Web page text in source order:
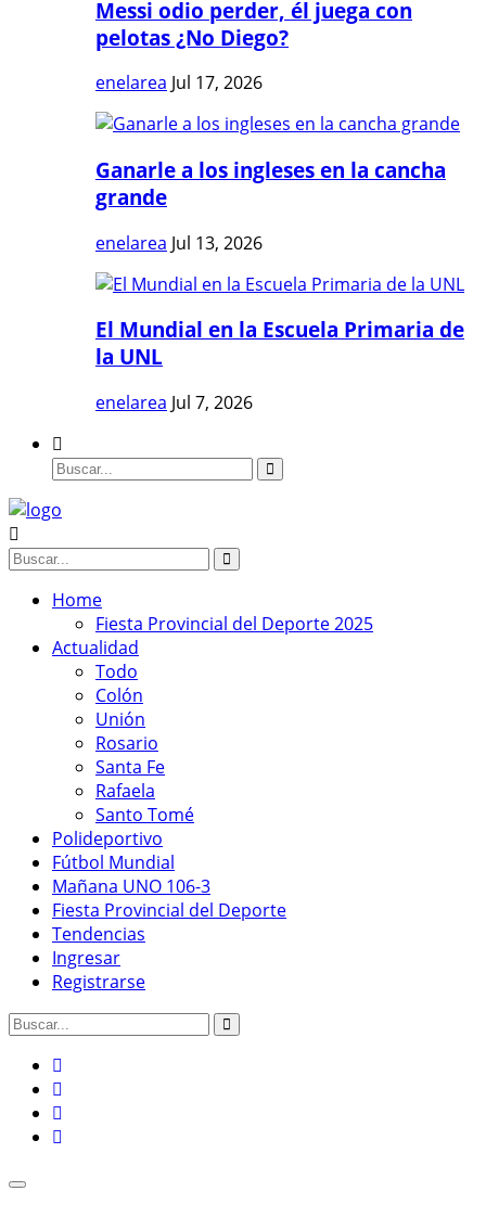
Messi odio perder, él juega con
pelotas ¿No Diego?
enelarea Jul 17, 2026
Ganarle a los ingleses en la cancha
grande
enelarea Jul 13, 2026
El Mundial en la Escuela Primaria de
la UNL
enelarea Jul 7, 2026
Home
Fiesta Provincial del Deporte 2025
Actualidad
Todo
Colón
Unión
Rosario
Santa Fe
Rafaela
Santo Tomé
Polideportivo
Fútbol Mundial
Mañana UNO 106-3
Fiesta Provincial del Deporte
Tendencias
Ingresar
Registrarse